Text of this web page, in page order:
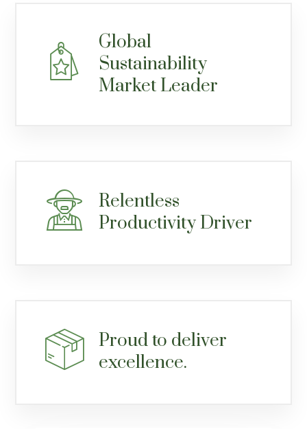
Global
Sustainability
Market Leader
Relentless
Productivity Driver
Proud to deliver
excellence.